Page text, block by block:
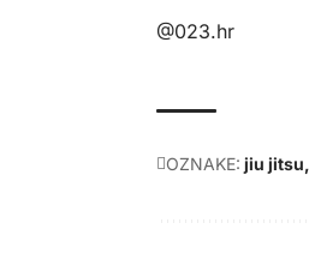
@023.hr
OZNAKE: jiu jitsu